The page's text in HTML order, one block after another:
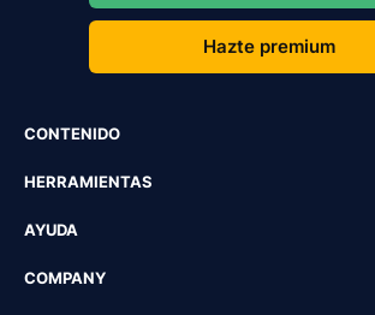
Hazte premium
CONTENIDO
HERRAMIENTAS
AYUDA
COMPANY